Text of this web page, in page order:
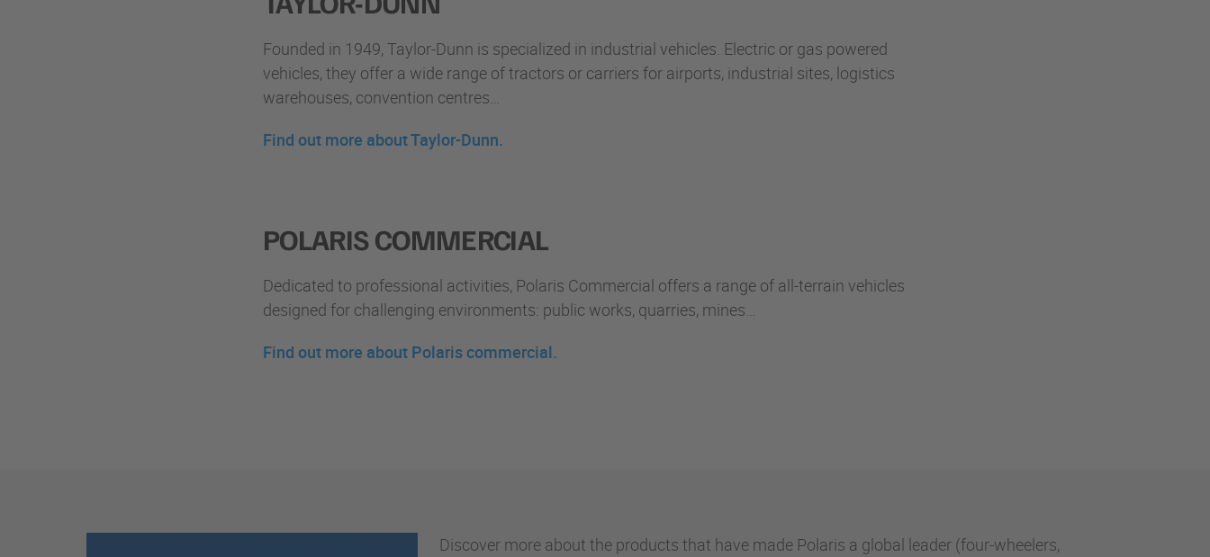
Founded in 1949, Taylor-Dunn is specialized in industrial vehicles. Electric or gas powered
vehicles, they offer a wide range of tractors or carriers for airports, industrial sites, logistics
warehouses, convention centres…
Find out more about Taylor-Dunn.
POLARIS COMMERCIAL
Dedicated to professional activities, Polaris Commercial offers a range of all-terrain vehicles
designed for challenging environments: public works, quarries, mines…
Find out more about Polaris commercial.
Discover more about the products that have made Polaris a global leader (four-wheelers,